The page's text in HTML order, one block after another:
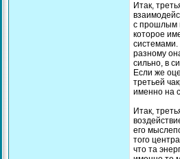
Итак,
с прошлым
которое
системами.
разному
сильно, в
Если же
третьей
именно на
Итак,
его
того
что та